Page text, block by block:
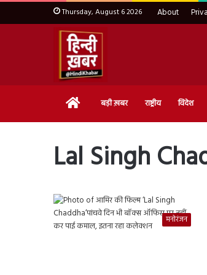
Thursday, August 6 2026 About
Home बड़ी ख़बर राष्ट्रीय विदेश
Lal Singh
मनोरंजन